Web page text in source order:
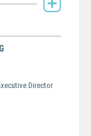
Director